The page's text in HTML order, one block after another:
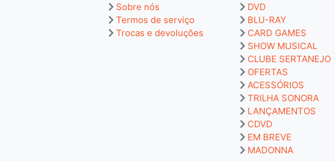
Sobre nós
Termos de serviço
Trocas e devoluções
DVD
BLU-RAY
CARD GAMES
SHOW MUSICAL
CLUBE SERTANEJO
OFERTAS
ACESSÓRIOS
TRILHA SONORA
LANÇAMENTOS
CDVD
EM BREVE
MADONNA